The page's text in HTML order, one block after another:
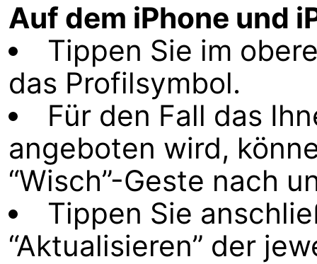
Auf dem iPhone und
Tippen Sie im
das Profilsymbol.
Für den Fall das
angeboten wird,
“Wisch”-Geste nach
Tippen Sie
“Aktualisieren” der